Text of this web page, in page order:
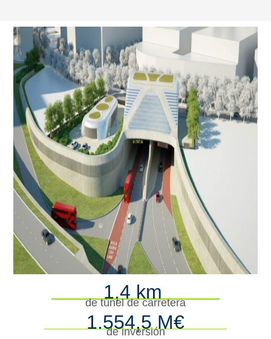
1,4 km
de túnel de carretera
1.554,5 M€
de inversión